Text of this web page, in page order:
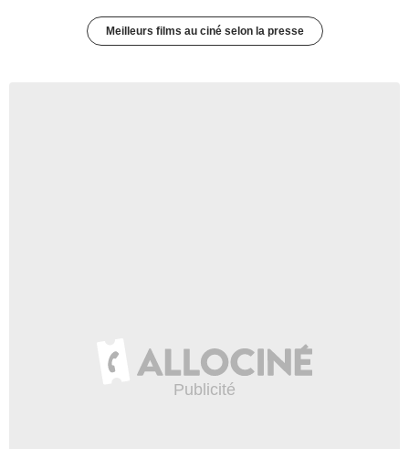
Meilleurs films au ciné selon la presse